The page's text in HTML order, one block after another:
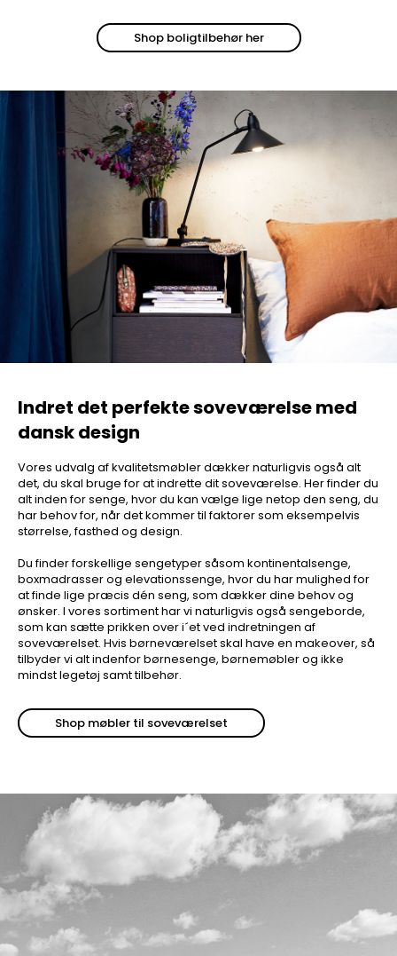
Shop boligtilbehør her
Indret det perfekte soveværelse med
dansk design
Vores udvalg af kvalitetsmøbler dækker naturligvis også alt
det, du skal bruge for at indrette dit soveværelse. Her finder du
alt inden for senge, hvor du kan vælge lige netop den seng, du
har behov for, når det kommer til faktorer som eksempelvis
størrelse, fasthed og design.
Du finder forskellige sengetyper såsom kontinentalsenge,
boxmadrasser og elevationssenge, hvor du har mulighed for
at finde lige præcis dén seng, som dækker dine behov og
ønsker. I vores sortiment har vi naturligvis også sengeborde,
som kan sætte prikken over i´et ved indretningen af
soveværelset. Hvis børneværelset skal have en makeover, så
tilbyder vi alt indenfor børnesenge, børnemøbler og ikke
mindst legetøj samt tilbehør.
Shop møbler til soveværelset